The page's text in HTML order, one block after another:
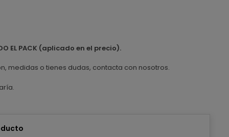
EL PACK (aplicado en el precio).
medidas o tienes dudas, contacta con nosotros.